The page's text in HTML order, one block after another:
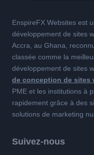
EnspireFX Websites est
développement de sites
Accra, au Ghana,
classée comme la
développement de sites
de conception de sites
PME et les institutions à
rapidement grâce à des
solutions de marketing
Suivez-nous